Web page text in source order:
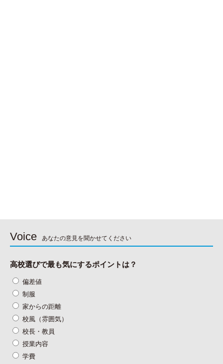
Voice あなたの意見を聞かせてください
高校選びで最も気にするポイントは？
偏差値
制服
家からの距離
校風（雰囲気）
校長・教員
授業内容
学費